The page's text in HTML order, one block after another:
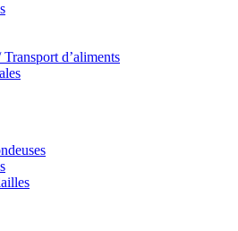
d’aliments